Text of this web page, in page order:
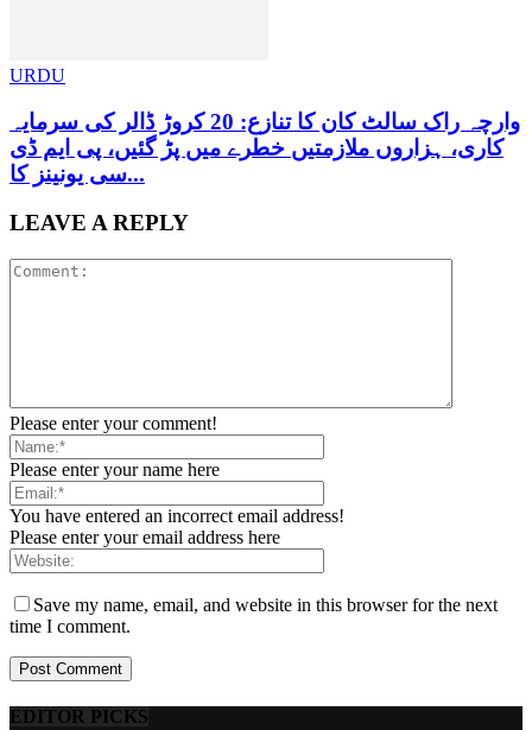
URDU
وارچہ راک سالٹ کان کا تنازع: 20 کروڑ ڈالر کی سرمایہ
کاری، ہزاروں ملازمتیں خطرے میں پڑ گئیں، پی ایم ڈی
سی یونینز کا...
LEAVE A REPLY
Please enter your comment!
Please enter your name here
You have entered an incorrect email address!
Please enter your email address here
Save my name, email, and website in this browser for the next
time I comment.
EDITOR PICKS